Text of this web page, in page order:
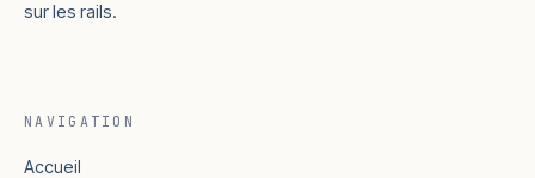
sur les rails.
NAVIGATION
Accueil